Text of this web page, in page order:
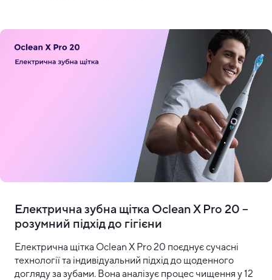
Електрична зубна щітка Oclean X Pro 20 –
розумний підхід до гігієни
Електрична щітка Oclean X Pro 20 поєднує сучасні
технології та індивідуальний підхід до щоденного
догляду за зубами. Вона аналізує процес чищення у 12